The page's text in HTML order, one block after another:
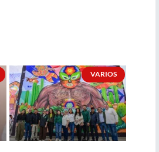
VARIOS